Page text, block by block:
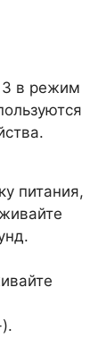
в режим
питания,